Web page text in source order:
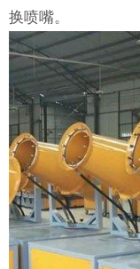
换喷嘴。